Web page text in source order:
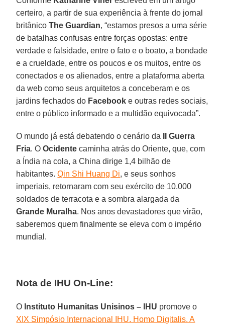
certeiro, a partir de sua experiência à frente do jornal
britânicoThe Guardian, “estamos presos a uma série
de batalhas confusas entre forças opostas: entre
verdade e falsidade, entre o fato e o boato, a bondade
e a crueldade, entre os poucos e os muitos, entre os
conectados e os alienados, entre a plataforma aberta
da web como seus arquitetos a conceberam e os
jardins fechados do Facebook e outras redes sociais,
entre o público informado e a multidão equivocada”.
O mundo já está debatendo o cenário da
Guerra
Fria. OOcidente caminha atrás do Oriente, que, com
a Índia na cola, a China dirige 1,4 bilhão de
habitantes.Qin Shi Huang Di, e seus sonhos
imperiais, retornaram com seu exército de 10.000
soldados de terracota e a sombra alargada da
Grande Muralha. Nos anos devastadores que virão,
saberemos quem finalmente se eleva com o império
mundial.
Nota de IHU On-Line:
O Instituto Humanitas Unisinos – IHU promove o
XIX Simpósio Internacional IHU. Homo Digitalis. A